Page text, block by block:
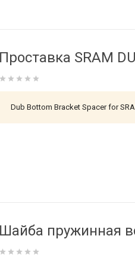
Проставка SRAM
Dub Bottom Bracket Spacer for
Шайба пружинная